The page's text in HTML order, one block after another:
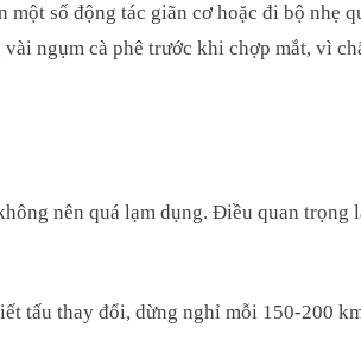
số động tác giãn cơ hoặc đi bộ nhẹ
ngụm cà phê trước khi chợp mắt, vì
nên quá lạm dụng. Điều quan trọng
tấu thay đổi, dừng nghỉ mỗi 150-200